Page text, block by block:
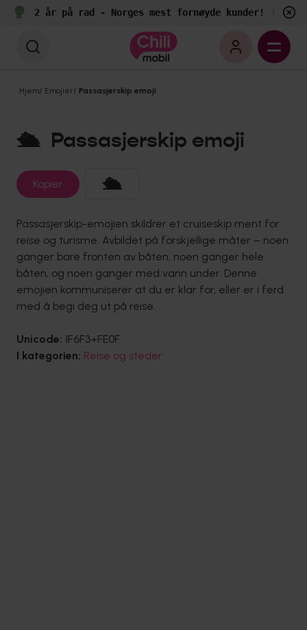
2 år på rad - Norges mest fornøyde kunder! Målt
Hjem/ Emojier/ Passasjerskip emoji
🛳️ Passasjerskip emoji
Kopier 🛳️
Passasjerskip-emojien skildrer et cruiseskip ment for
reise og turisme. Avbildet på forskjellige måter – noen
ganger bare fronten av båten, noen ganger hele
båten, og noen ganger med vann under. Denne
emojien kommuniserer at du er klar for, eller er i ferd
med å begi deg ut på reise.
Unicode: 1F6F3+FE0F
I kategorien: Reise og steder